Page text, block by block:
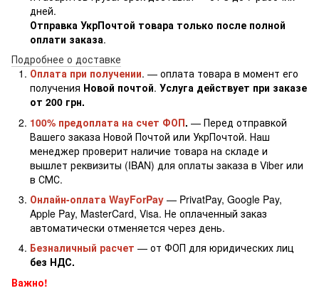
дней.
Отправка УкрПочтой товара только после полной
оплати заказа.
Подробнее о доставке
Оплата при получении. — оплата товара в момент его
получения Новой почтой. Услуга действует при заказе
от 200 грн.
100% предоплата на счет ФОП. — Перед отправкой
Вашего заказа Новой Почтой или УкрПочтой. Наш
менеджер проверит наличие товара на складе и
вышлет реквизиты (IBAN) для оплаты заказа в Viber или
в СМС.
Онлайн-оплата WayForPay — PrivatPay, Google Pay,
Apple Pay, MasterCard, Visa. Не оплаченный заказ
автоматически отменяется через день.
Безналичный расчет — от ФОП для юридических лиц
без НДС.
Важно!